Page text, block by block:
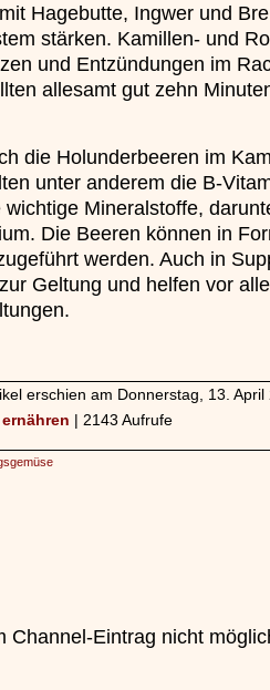
Hagebutte, Ingwer und
stärken. Kamillen- und
und Entzündungen im
allesamt gut zehn
die Holunderbeeren im
unter anderem die B-
Mineralstoffe,
Die Beeren können in
werden. Auch in
Geltung und helfen vor
erschien am Donnerstag, 13. April
| 2143 Aufrufe
Channel-Eintrag nicht